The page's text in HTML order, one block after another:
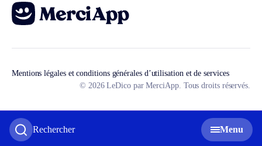
Rechercher Menu
Mentions légales et conditions générales d’utilisation et de services
© 2026 LeDico par MerciApp. Tous droits réservés.